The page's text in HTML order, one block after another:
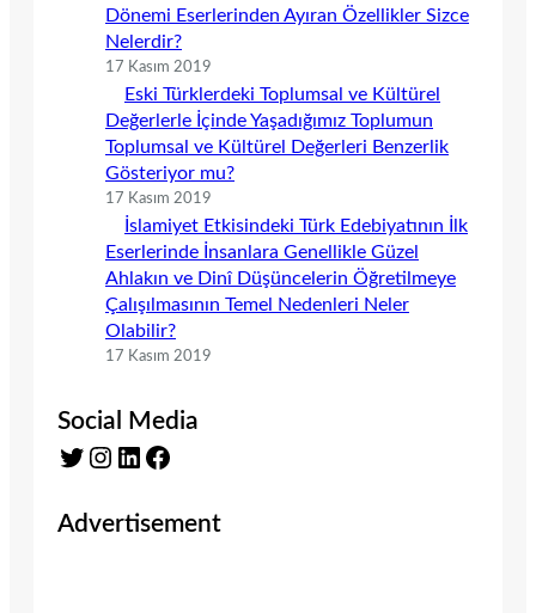
Dönemi Eserlerinden Ayıran Özellikler Sizce
Nelerdir?
17 Kasım 2019
Eski Türklerdeki Toplumsal ve Kültürel
Değerlerle İçinde Yaşadığımız Toplumun
Toplumsal ve Kültürel Değerleri Benzerlik
Gösteriyor mu?
17 Kasım 2019
İslamiyet Etkisindeki Türk Edebiyatının İlk
Eserlerinde İnsanlara Genellikle Güzel
Ahlakın ve Dinî Düşüncelerin Öğretilmeye
Çalışılmasının Temel Nedenleri Neler
Olabilir?
17 Kasım 2019
Social Media
Twitter Instagram LinkedIn Facebook
Advertisement